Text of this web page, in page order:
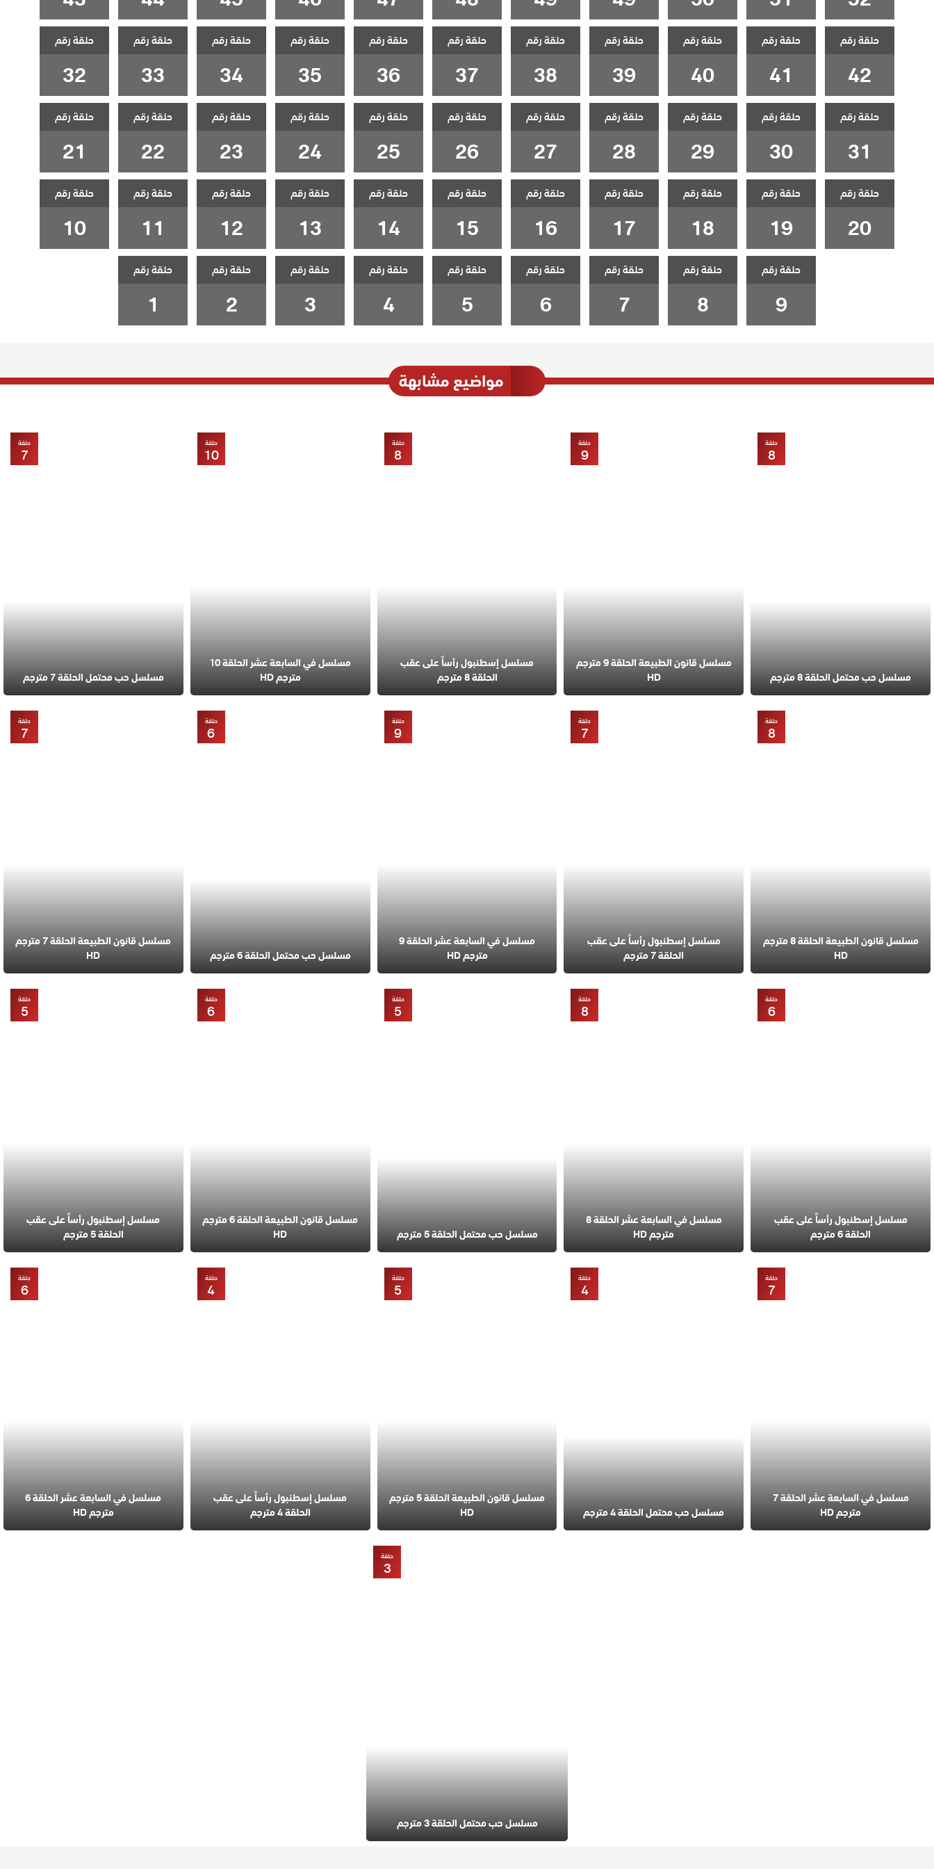
حلقة رقم
42
حلقة رقم
41
حلقة رقم
40
حلقة رقم
39
حلقة رقم
38
حلقة رقم
37
حلقة رقم
36
حلقة رقم
35
حلقة رقم
34
حلقة رقم
33
حلقة رقم
32
حلقة رقم
31
حلقة رقم
30
حلقة رقم
29
حلقة رقم
28
حلقة رقم
27
حلقة رقم
26
حلقة رقم
25
حلقة رقم
24
حلقة رقم
23
حلقة رقم
22
حلقة رقم
21
حلقة رقم
20
حلقة رقم
19
حلقة رقم
18
حلقة رقم
17
حلقة رقم
16
حلقة رقم
15
حلقة رقم
14
حلقة رقم
13
حلقة رقم
12
حلقة رقم
11
حلقة رقم
10
حلقة رقم
9
حلقة رقم
8
حلقة رقم
7
حلقة رقم
6
حلقة رقم
5
حلقة رقم
4
حلقة رقم
3
حلقة رقم
2
حلقة رقم
1
مواضيع مشابهة
مسلسل حب محتمل الحلقة 8 مترجم
حلقة
8
مسلسل قانون الطبيعة الحلقة 9 مترجم
HD
حلقة
9
مسلسل إسطنبول رأساً على عقب
الحلقة 8 مترجم
حلقة
8
مسلسل في السابعة عشر الحلقة 10
مترجم HD
حلقة
10
مسلسل حب محتمل الحلقة 7 مترجم
حلقة
7
مسلسل قانون الطبيعة الحلقة 8 مترجم
HD
حلقة
8
مسلسل إسطنبول رأساً على عقب
الحلقة 7 مترجم
حلقة
7
مسلسل في السابعة عشر الحلقة 9
مترجم HD
حلقة
9
مسلسل حب محتمل الحلقة 6 مترجم
حلقة
6
مسلسل قانون الطبيعة الحلقة 7 مترجم
HD
حلقة
7
مسلسل إسطنبول رأساً على عقب
الحلقة 6 مترجم
حلقة
6
مسلسل في السابعة عشر الحلقة 8
مترجم HD
حلقة
8
مسلسل حب محتمل الحلقة 5 مترجم
حلقة
5
مسلسل قانون الطبيعة الحلقة 6 مترجم
HD
حلقة
6
مسلسل إسطنبول رأساً على عقب
الحلقة 5 مترجم
حلقة
5
مسلسل في السابعة عشر الحلقة 7
مترجم HD
حلقة
7
مسلسل حب محتمل الحلقة 4 مترجم
حلقة
4
مسلسل قانون الطبيعة الحلقة 5 مترجم
HD
حلقة
5
مسلسل إسطنبول رأساً على عقب
الحلقة 4 مترجم
حلقة
4
مسلسل في السابعة عشر الحلقة 6
مترجم HD
حلقة
6
مسلسل حب محتمل الحلقة 3 مترجم
حلقة
3